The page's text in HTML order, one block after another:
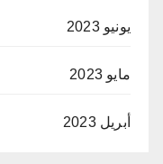
يونيو 2023
مايو 2023
أبريل 2023